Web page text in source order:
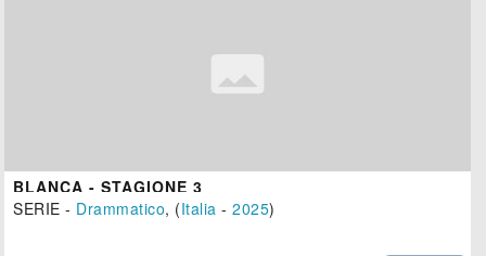
BLANCA - STAGIONE 3
SERIE - Drammatico, (Italia -2025)